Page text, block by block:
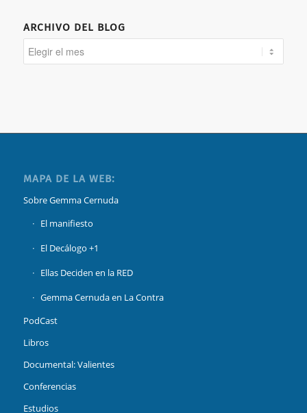
ARCHIVO DEL BLOG
MAPA DE LA WEB:
Sobre Gemma Cernuda
El manifiesto
El Decálogo +1
Ellas Deciden en la RED
Gemma Cernuda en La Contra
PodCast
Libros
Documental: Valientes
Conferencias
Estudios